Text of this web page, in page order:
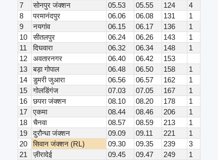
7
सोनपुर जंक्शन 05.53 05.55 124
4
8
परमानंदपुर 06.06 06.08 131
1
9
नयगांव 06.15 06.17 136
1
10
सीतलपुर 06.24 06.26 143
1
11
दिघवारा 06.32 06.34 148
1
12
अवतारनगर 06.40 06.42
153
13
बड़ा गोपाल 06.48 06.50 158
1
14
डुमरी जुआरा 06.56 06.57 162
1
15
गोलडिंगंज 07.03 07.05 167
1
16
छपरा जंक्शन 08.10 08.20 178
1
17
एकमा 08.44 08.46 206
1
18
चैनवा 08.57 08.59 213
1
19
दुरौन्धा जंक्शन 09.09 09.11 221
1
20
सिवान जंक्शन (RL) 09.30 09.35 239
3
21
ज़ीरादेई 09.45 09.47 249
1